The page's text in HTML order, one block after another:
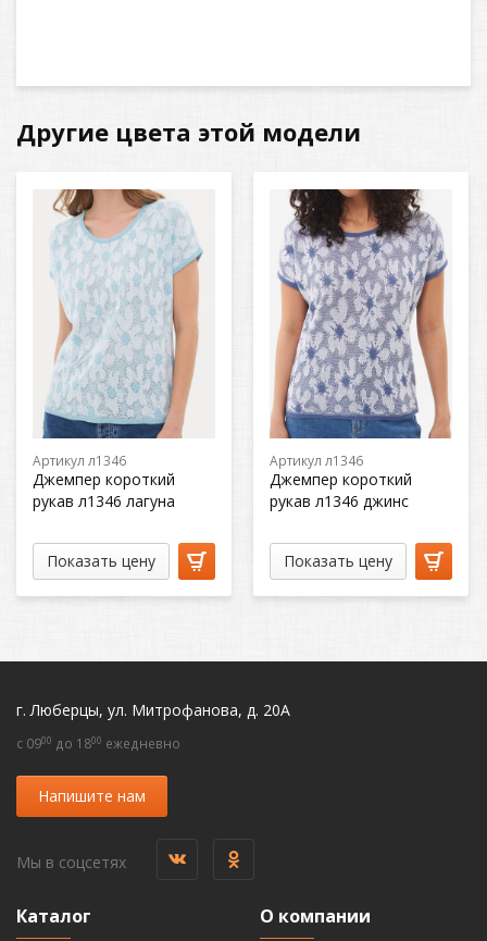
Другие цвета этой модели
Артикул л1346
Джемпер короткий
рукав л1346 лагуна
Показать цену
Артикул л1346
Джемпер короткий
рукав л1346 джинс
Показать цену
г. Люберцы, ул. Митрофанова, д. 20А
c 0900 до 1800 ежедневно
Напишите нам
Мы в соцсетях
Каталог О компании